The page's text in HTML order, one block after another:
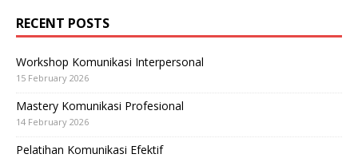
RECENT POSTS
Workshop Komunikasi Interpersonal
15 February 2026
Mastery Komunikasi Profesional
14 February 2026
Pelatihan Komunikasi Efektif